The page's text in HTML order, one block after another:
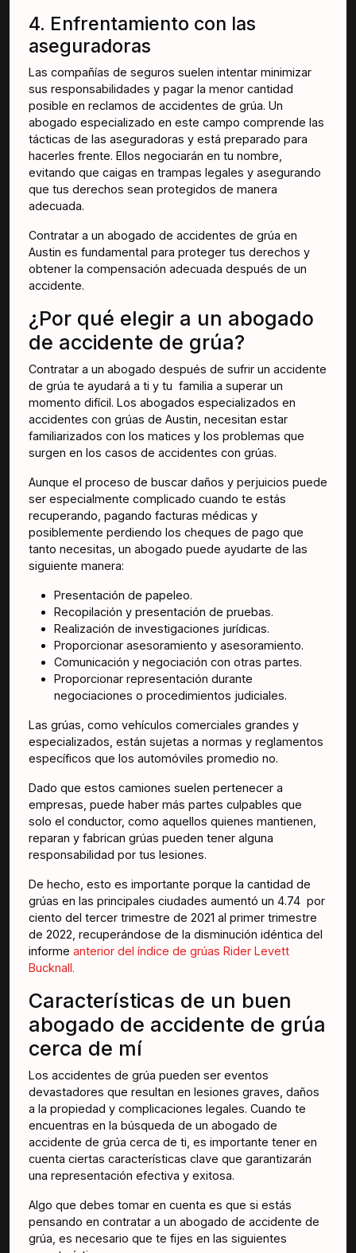
4. Enfrentamiento con las
aseguradoras
Las compañías de seguros suelen intentar minimizar
sus responsabilidades y pagar la menor cantidad
posible en reclamos de accidentes de grúa. Un
abogado especializado en este campo comprende las
tácticas de las aseguradoras y está preparado para
hacerles frente. Ellos negociarán en tu nombre,
evitando que caigas en trampas legales y asegurando
que tus derechos sean protegidos de manera
adecuada.
Contratar a un abogado de accidentes de grúa en
Austin es fundamental para proteger tus derechos y
obtener la compensación adecuada después de un
accidente.
¿Por qué elegir a un abogado
de accidente de grúa?
Contratar a un abogado después de sufrir un accidente
de grúa te ayudará a ti y tu familia a superar un
momento difícil. Los abogados especializados en
accidentes con grúas de Austin, necesitan estar
familiarizados con los matices y los problemas que
surgen en los casos de accidentes con grúas.
Aunque el proceso de buscar daños y perjuicios puede
ser especialmente complicado cuando te estás
recuperando, pagando facturas médicas y
posiblemente perdiendo los cheques de pago que
tanto necesitas, un abogado puede ayudarte de las
siguiente manera:
Presentación de papeleo.
Recopilación y presentación de pruebas.
Realización de investigaciones jurídicas.
Proporcionar asesoramiento y asesoramiento.
Comunicación y negociación con otras partes.
Proporcionar representación durante
negociaciones o procedimientos judiciales.
Las grúas, como vehículos comerciales grandes y
especializados, están sujetas a normas y reglamentos
específicos que los automóviles promedio no.
Dado que estos camiones suelen pertenecer a
empresas, puede haber más partes culpables que
solo el conductor, como aquellos quienes mantienen,
reparan y fabrican grúas pueden tener alguna
responsabilidad por tus lesiones.
De hecho, esto es importante porque la cantidad de
grúas en las principales ciudades aumentó un 4.74 por
ciento del tercer trimestre de 2021 al primer trimestre
de 2022, recuperándose de la disminución idéntica del
informe anterior del índice de grúas Rider Levett
Bucknall.
Características de un buen
abogado de accidente de grúa
cerca de mí
Los accidentes de grúa pueden ser eventos
devastadores que resultan en lesiones graves, daños
a la propiedad y complicaciones legales. Cuando te
encuentras en la búsqueda de un abogado de
accidente de grúa cerca de ti, es importante tener en
cuenta ciertas características clave que garantizarán
una representación efectiva y exitosa.
Algo que debes tomar en cuenta es que si estás
pensando en contratar a un abogado de accidente de
grúa, es necesario que te fijes en las siguientes